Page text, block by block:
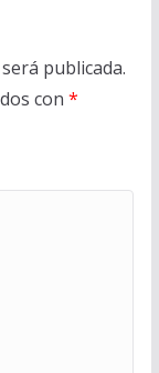
publicada.
con *